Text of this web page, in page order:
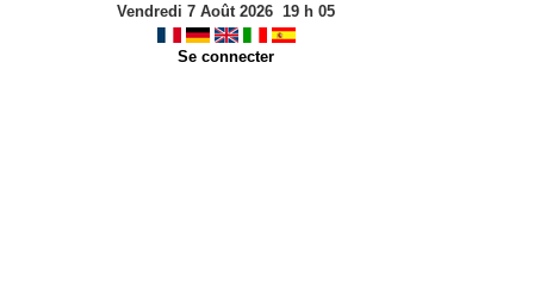
Vendredi 7 Août 2026 19 h 05
Se connecter